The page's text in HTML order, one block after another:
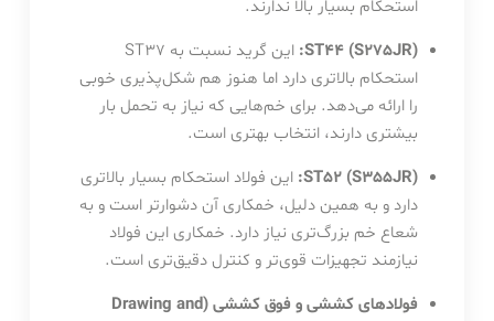
استحکام بسیار بالا ندارند.
ST44 (S275JR):
این گرید نسبت به ST37
استحکام بالاتری دارد اما هنوز هم شکل‌پذیری خوبی
را ارائه می‌دهد. برای خم‌هایی که نیاز به تحمل بار
بیشتری دارند، انتخاب بهتری است.
ST52 (S355JR): این فولاد استحکام بسیار بالاتری
دارد و به همین دلیل، خمکاری آن دشوارتر است و به
شعاع خم بزرگ‌تری نیاز دارد. خمکاری این فولاد
نیازمند تجهیزات قوی‌تر و کنترل دقیق‌تری است.
فولادهای کششی و فوق کششی (Drawing and